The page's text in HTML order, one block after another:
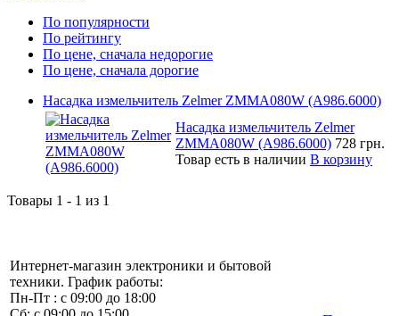
По популярности
По рейтингу
По цене, сначала недорогие
По цене, сначала дорогие
Насадка измельчитель Zelmer ZMMA080W (A986.6000)
Насадка измельчитель Zelmer
ZMMA080W (A986.6000) 728 грн.
Товар есть в наличии В корзину
Товары 1 - 1 из 1
Интернет-магазин электроники и бытовой
техники. График работы:
Пн-Пт : с 09:00 до 18:00